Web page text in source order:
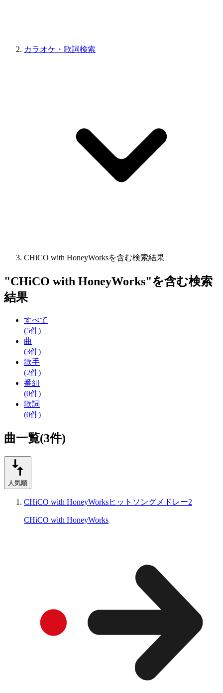
カラオケ・歌詞検索
CHiCO with HoneyWorksを含む検索結果
"CHiCO with HoneyWorks"を含む検索
結果
すべて
(5件)
曲
(3件)
歌手
(2件)
番組
(0件)
歌詞
(0件)
曲一覧(3件)
人気順
CHiCO with HoneyWorksヒットソングメドレー2
CHiCO with HoneyWorks